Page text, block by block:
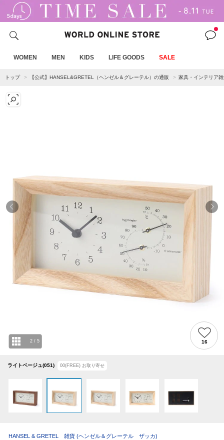
WOMEN MEN KIDS LIFE GOODS SALE
トップ 【公式】HANSEL&GRETEL（ヘンゼル＆グレーテル）の通販 家具・インテリア
ライトベージュ(051) 00(FREE) お取り寄せ
2 / 5 16
HANSEL & GRETEL 雑貨 (ヘンゼル＆グレーテル ザッカ)